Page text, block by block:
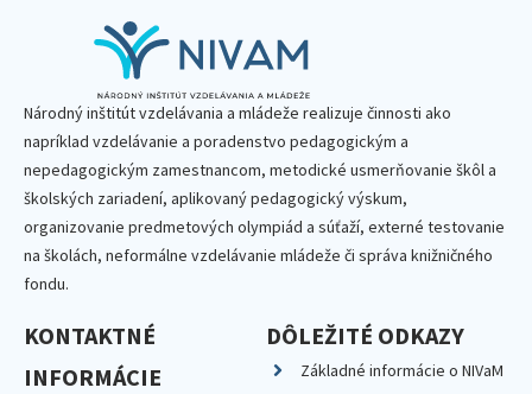
Národný inštitút vzdelávania a mládeže realizuje činnosti ako
napríklad vzdelávanie a poradenstvo pedagogickým a
nepedagogickým zamestnancom, metodické usmerňovanie škôl a
školských zariadení, aplikovaný pedagogický výskum,
organizovanie predmetových olympiád a súťaží, externé testovanie
na školách, neformálne vzdelávanie mládeže či správa knižničného
fondu.
KONTAKTNÉ
INFORMÁCIE
DÔLEŽITÉ ODKAZY
Základné informácie o NIVaM